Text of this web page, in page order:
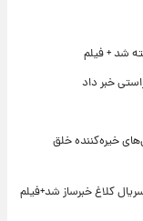
شد + فیلم
خبر داد
خیره‌کننده خلق
کلاغ خبرساز شد+فیلم